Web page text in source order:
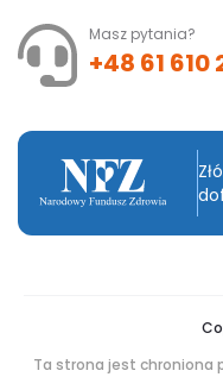
Masz pytania?
+48 61 610
Ta strona jest chroniona